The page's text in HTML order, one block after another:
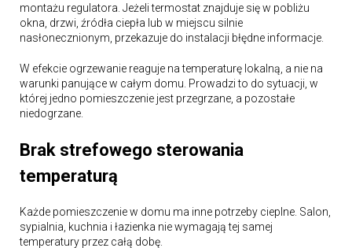
montażu regulatora. Jeżeli termostat znajduje się w pobliżu
okna, drzwi, źródła ciepła lub w miejscu silnie
nasłonecznionym, przekazuje do instalacji błędne informacje.
W efekcie ogrzewanie reaguje na temperaturę lokalną, a nie na
warunki panujące w całym domu. Prowadzi to do sytuacji, w
której jedno pomieszczenie jest przegrzane, a pozostałe
niedogrzane.
Brak strefowego sterowania
temperaturą
Każde pomieszczenie w domu ma inne potrzeby cieplne. Salon,
sypialnia, kuchnia i łazienka nie wymagają tej samej
temperatury przez całą dobę.